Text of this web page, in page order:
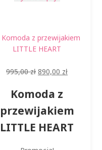
wariantów.
wybrać
stronie
produktu
995,00zł Pierwotna
wynosiła:
995,00 zł.
890,00 złAktualna
Komoda z
przewijakiem
LITTLE HEART